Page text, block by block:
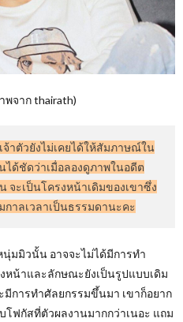
จาก thairath)
วยังไม่เคยได้ให้สัมภาษณ์ใน
ได้ชัดว่าเมื่อลองดูภาพในอดีต
ะเป็นโครงหน้าเดิมของเขาซึ่ง
กาลเวลาเป็นธรรมดานะคะ
มมิวนั้น อาจจะไม่ได้มีการทำ
หน้าและลักษณะยังเป็นรูปแบบเดิม
การทำศัลยกรรมขึ้นมา เขาก็อยาก
ฟกัสที่ตัวผลงานมากกว่าเนอะ แถม